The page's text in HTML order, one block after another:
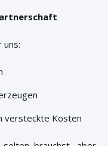
versteckte Kosten